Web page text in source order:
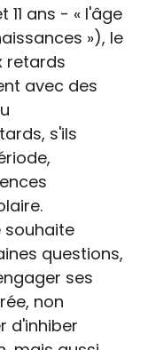
ans - « l'âge
»), le
retards
avec des
s'ils
souhaite
questions,
ses
non
d'inhiber